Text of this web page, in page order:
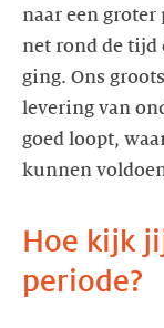
naar een
net rond de tijd
ging. Ons
levering van
goed loopt,
kunnen
Hoe kijk
periode?